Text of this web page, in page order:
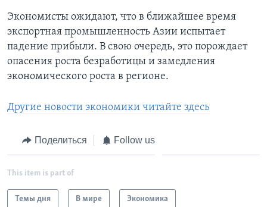
Экономисты ожидают, что в ближайшее время
экспортная промышленность Азии испытает
падение прибыли. В свою очередь, это порождает
опасения роста безработицы и замедления
экономического роста в регионе.
Другие новости экономики читайте здесь
Поделиться Follow us
This item is part of
Темы дня В мире Экономика